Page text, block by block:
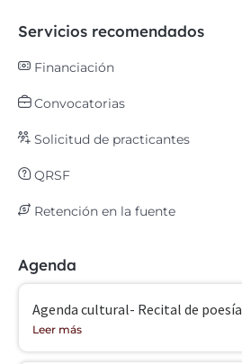
Servicios recomendados
Financiación
Convocatorias
Solicitud de practicantes
QRSF
Retención en la fuente
Agenda
Agenda cultural- Recital de poesía
Leer más